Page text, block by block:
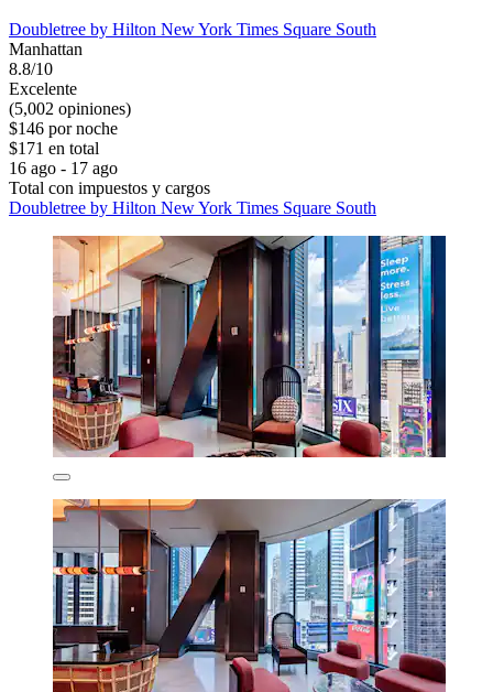
Doubletree by Hilton New York Times Square South
Manhattan
8.8/10
Excelente
(5,002 opiniones)
$146 por noche
$171 en total
16 ago - 17 ago
Total con impuestos y cargos
Doubletree by Hilton New York Times Square South